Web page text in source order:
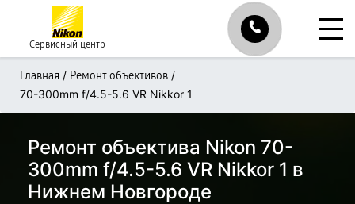
Сервисный центр
Главная / Ремонт объективов /
70-300mm f/4.5-5.6 VR Nikkor 1
Ремонт объектива Nikon 70-
300mm f/4.5-5.6 VR Nikkor 1 в
Нижнем Новгороде